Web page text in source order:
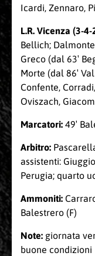
Icardi, Zennaro,
L.R. Vicenza (3-4-
Bellich;
Greco (dal 63′
Morte (dal 86′
Confente,
Oviszach,
Marcatori: 49′
Arbitro:
assistenti:
Perugia; quarto
Ammoniti:
Balestrero (F)
Note: giornata
buone condizioni